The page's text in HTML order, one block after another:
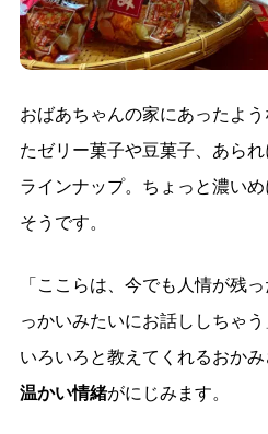
おばあちゃんの家にあったよ
たゼリー菓子や豆菓子、あら
ラインナップ。ちょっと濃い
そうです。
「ここらは、今でも人情が残
っかいみたいにお話ししちゃ
いろいろと教えてくれるおかみ
温かい情緒がにじみます。